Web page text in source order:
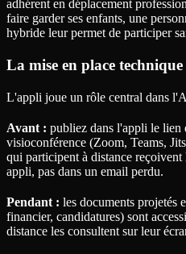
adhérent en déplacement
faire garder ses enfants, une
hybride leur permet de participer
La mise en place technique
L'appli joue un rôle central dans
Avant : publiez dans l'appli le lien
visioconférence (Zoom, Teams,
qui participent à distance
appli, pas dans un email perdu.
Pendant : les documents projetés
financier, candidatures) sont
distance les consultent sur leur